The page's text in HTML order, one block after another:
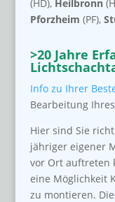
(HD), Heilbronn
Pforzheim (PF),
>20 Jahre
Info zu Ihrer
Bearbeitung
Hier sind Sie
jähriger eigener
vor Ort auftreten
eine Möglichkeit
zu montieren.